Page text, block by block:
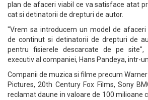
plan de afaceri viabil ce va satisface atat
cat si detinatorii de drepturi de autor.
"Vrem sa introducem un model de afaceri
de continut si detinatorii de drepturi de
pentru fisierele descarcate de pe site",
executiv al companiei, Hans Pandeya, intr-
Companii de muzica si filme precum Warner
Pictures, 20th Century Fox Films, Sony
reclamat daune in valoare de 100 milioane